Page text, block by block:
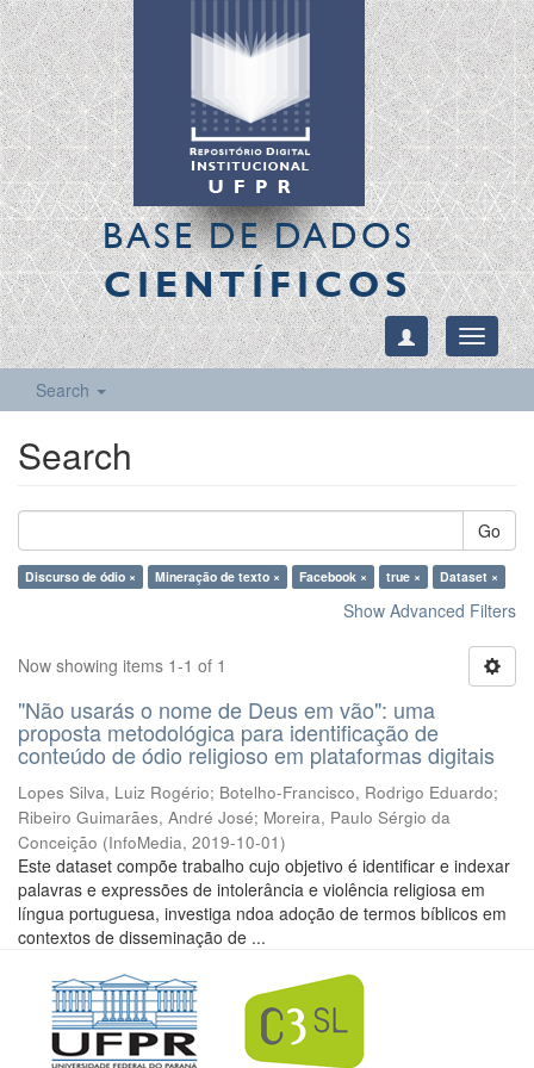
BASE DE DADOS
CIENTÍFICOS
Toggle
Search
Search
Go
Discurso de ódio × Mineração de texto × Facebook × true × Dataset ×
Show Advanced Filters
Now showing items 1-1 of 1
"Não usarás o nome de Deus em vão": uma
proposta metodológica para identificação de
conteúdo de ódio religioso em plataformas digitais
Lopes Silva, Luiz Rogério; Botelho-Francisco, Rodrigo Eduardo;
Ribeiro Guimarães, André José; Moreira, Paulo Sérgio da
Conceição (InfoMedia, 2019-10-01)
Este dataset compõe trabalho cujo objetivo é identificar e indexar
palavras e expressões de intolerância e violência religiosa em
língua portuguesa, investiga ndoa adoção de termos bíblicos em
contextos de disseminação de ...